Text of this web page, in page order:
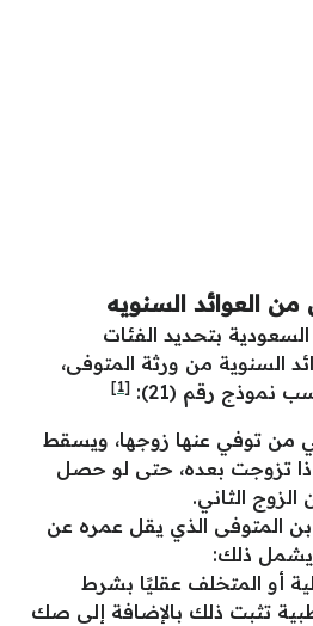
العوائد السنويه
بتحديد الفئات
السنوية من ورثة المتوفى،
نموذج رقم (21):
[1]
من توفي عنها زوجها، ويسقط
تزوجت بعده، حتى لو حصل
الثاني.
المتوفى الذي يقل عمره عن
ذلك:
أو المتخلف عقليًا بشرط
طبية تثبت ذلك بالإضافة إلى صك